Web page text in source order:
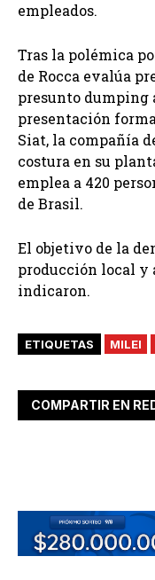
empleados.
Tras la polémica
de Rocca evalúa
presunto dumping
presentación
Siat, la compañía
costura en su
emplea a 420
de Brasil.
El objetivo de la
producción local y
indicaron.
ETIQUETAS MILEI
COMPARTIR EN